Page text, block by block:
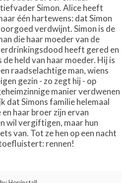
Simon. Alice heeft
één hartewens: dat Simon
verdwijnt. Simon is de
die haar moeder van de
heeft gered en
de held van haar moeder. Hij is
raadselachtige man, wiens
gezin - zo zegt hij - op
manier verdwenen
dat Simons familie helemaal
haar broer zijn ervan
wil vergiftigen, maar hun
van. Tot ze hen op een nacht
rennen!